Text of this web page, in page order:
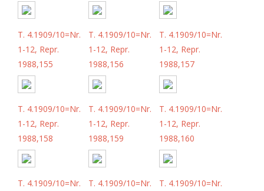
T. 4.1909/10=Nr.
1-12, Repr.
1988,155
T. 4.1909/10=Nr.
1-12, Repr.
1988,156
T. 4.1909/10=Nr.
1-12, Repr.
1988,157
T. 4.1909/10=Nr.
1-12, Repr.
1988,158
T. 4.1909/10=Nr.
1-12, Repr.
1988,159
T. 4.1909/10=Nr.
1-12, Repr.
1988,160
T. 4.1909/10=Nr.
T. 4.1909/10=Nr.
T. 4.1909/10=Nr.